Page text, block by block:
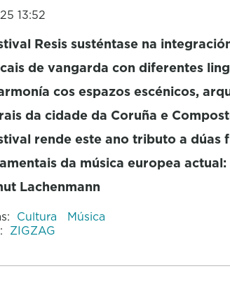
13:52
Resis susténtase na
de vangarda con diferentes
cos espazos escénicos,
da cidade da Coruña e
rende este ano tributo a dúas
da música europea
Lachenmann
Cultura
Música
ZIGZAG